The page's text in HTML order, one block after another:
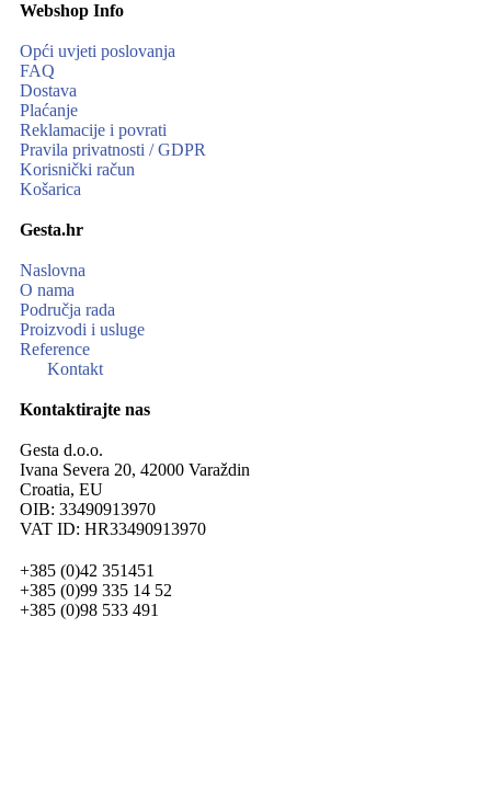
Webshop Info
Opći uvjeti poslovanja
FAQ
Dostava
Plaćanje
Reklamacije i povrati
Pravila privatnosti / GDPR
Korisnički račun
Košarica
Gesta.hr
Naslovna
O nama
Područja rada
Proizvodi i usluge
Reference
Kontakt
Kontaktirajte nas
Gesta d.o.o.
Ivana Severa 20, 42000 Varaždin
Croatia, EU
OIB: 33490913970
VAT ID: HR33490913970
+385 (0)42 351451
+385 (0)99 335 14 52
+385 (0)98 533 491